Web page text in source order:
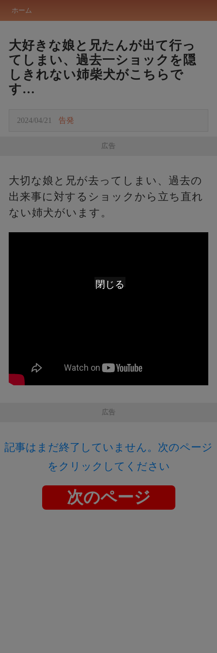
ホーム
大好きな娘と兄たんが出て行っ
てしまい、過去一ショックを隠
しきれない姉柴犬がこちらで
す…
2024/04/21 告発
広告
大切な娘と兄が去ってしまい、過去の
出来事に対するショックから立ち直れ
ない姉犬がいます。
広告
記事はまだ終了していません。次のページ
をクリックしてください
次のページ
閉じる